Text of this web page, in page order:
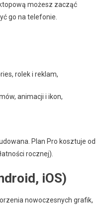
możesz zacząć
go na telefonie.
rolek i reklam,
animacji i ikon,
Plan Pro kosztuje od
rocznej).
iOS)
nowoczesnych grafik,